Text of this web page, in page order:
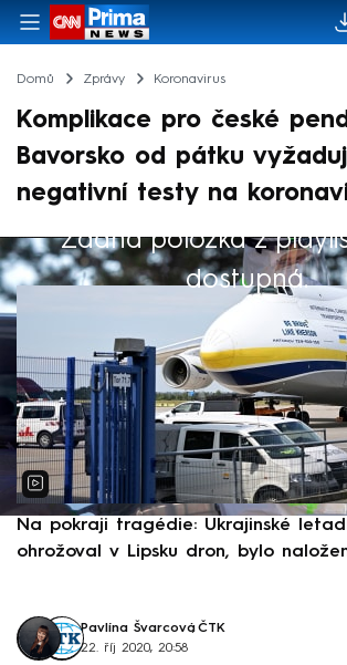
Domů Zprávy Koronavirus
Komplikace pro české
Bavorsko od pátku
negativní testy na
Žádná položka z
dostupná.
Výběr redakce
Na pokraji tragédie: Ukrajinské
ohrožoval v Lipsku dron, bylo
Pavlína Švarcová, ČTK
22. říj 2020, 20:58